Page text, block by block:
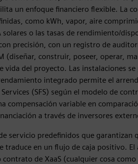
un enfoque financiero flexible. La
como kWh, vapor, aire
solares o las tasas de rendimiento/
precisión, con un registro de
(diseñar, construir, poseer, operar,
vida del proyecto. Las instalaciones se
integrado permite el
(SFS) según el modelo de
compensación variable en
a través de inversores
servicio predefinidos que garantizan
traduce en un flujo de caja positivo. El
de XaaS (cualquier cosa